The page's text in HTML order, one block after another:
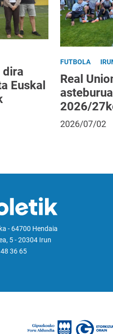
dira
Euskal
FUTBOLA
Real
2026/
2026/07/02
- 64700 Hendaia
5 - 20304 Irun
36 65